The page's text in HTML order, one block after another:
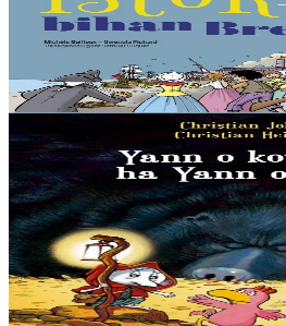
Des menhirs préhistoriques jusqu’à la
découvrez la Bretagne d’une manière
18,00 €
Voir
Acheter
TES
Jean qui dort et Jean qui lit
Les petites poules sont tristes ! Le Rat
viendra plus leur raconter des histoires
au nid....
En stock5,00 €